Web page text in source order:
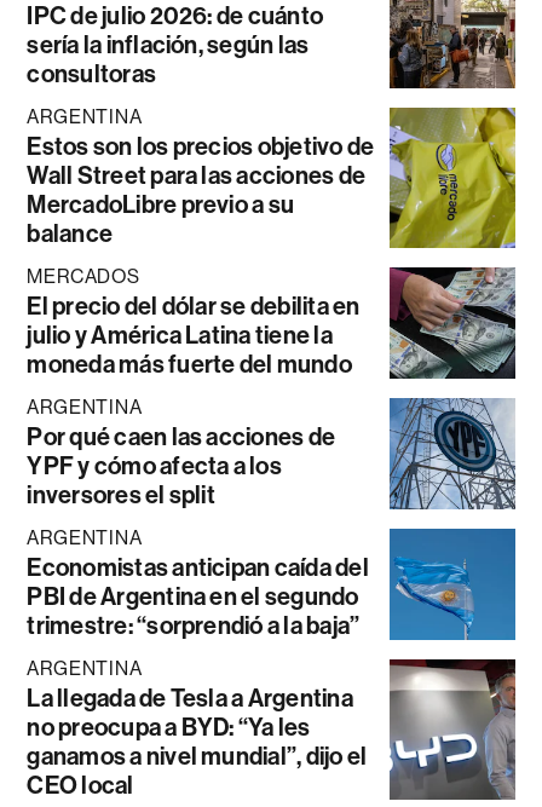
IPC de julio 2026: de cuánto
sería la inflación, según las
consultoras
ARGENTINA
Estos son los precios objetivo de
Wall Street para las acciones de
MercadoLibre previo a su
balance
MERCADOS
El precio del dólar se debilita en
julio y América Latina tiene la
moneda más fuerte del mundo
ARGENTINA
Por qué caen las acciones de
YPF y cómo afecta a los
inversores el split
ARGENTINA
Economistas anticipan caída del
PBI de Argentina en el segundo
trimestre: “sorprendió a la baja”
ARGENTINA
La llegada de Tesla a Argentina
no preocupa a BYD: “Ya les
ganamos a nivel mundial”, dijo el
CEO local